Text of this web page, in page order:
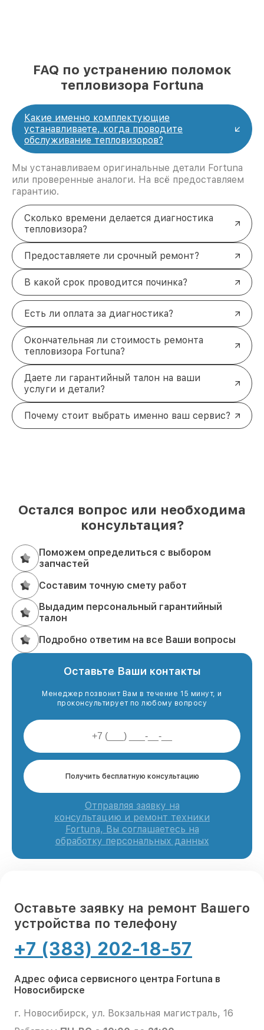
FAQ по устранению поломок
тепловизора Fortuna
Какие именно комплектующие
устанавливаете, когда проводите
обслуживание тепловизоров?
Мы устанавливаем оригинальные детали Fortuna
или проверенные аналоги. На всё предоставляем
гарантию.
Сколько времени делается диагностика
тепловизора?
Предоставляете ли срочный ремонт?
В какой срок проводится починка?
Есть ли оплата за диагностика?
Окончательная ли стоимость ремонта
тепловизора Fortuna?
Даете ли гарантийный талон на ваши
услуги и детали?
Почему стоит выбрать именно ваш сервис?
Остался вопрос или необходима
консультация?
Поможем определиться с выбором
запчастей
Составим точную смету работ
Выдадим персональный гарантийный
талон
Подробно ответим на все Ваши вопросы
Оставьте Ваши контакты
Менеджер позвонит Вам в течение 15 минут, и
проконсультирует по любому вопросу
Получить бесплатную консультацию
Отправляя заявку на
консультацию и ремонт техники
Fortuna, Вы соглашаетесь на
обработку персональных данных
Оставьте заявку на ремонт Вашего
устройства по телефону
+7 (383) 202-18-57
Адрес офиса сервисного центра Fortuna в
Новосибирске
г. Новосибирск, ул. Вокзальная магистраль, 16